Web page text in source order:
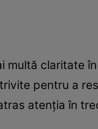
multă claritate
pentru a
atenția în